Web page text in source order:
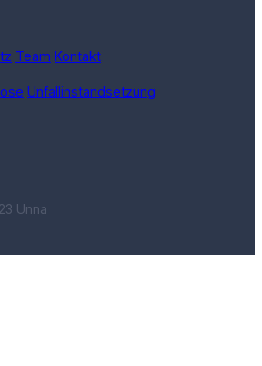
Team Kontakt
Unfallinstandsetzung
Unna